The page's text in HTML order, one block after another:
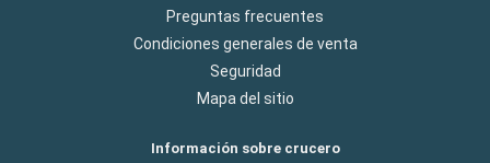
Preguntas frecuentes
Condiciones generales de venta
Seguridad
Mapa del sitio
Información sobre crucero